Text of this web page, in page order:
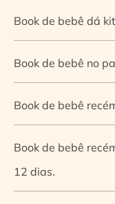
Book de bebê dá
Book de bebê no
Book de bebê
Book de bebê
12 dias.